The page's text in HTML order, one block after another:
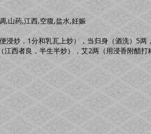
,山药,江西,空腹,盐水,妊娠
炒，1分和乳瓦上炒），当归身（酒洗）5
西者良，半生半炒），艾2两（用浸香附醋打